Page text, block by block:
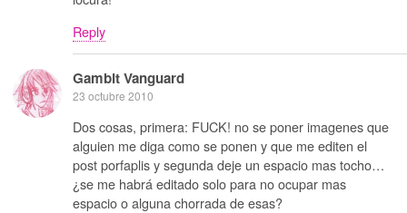
Reply
Gambit Vanguard
23 octubre 2010
Dos cosas, primera: FUCK! no se poner imagenes que
alguien me diga como se ponen y que me editen el
post porfaplis y segunda deje un espacio mas tocho…
¿se me habrá editado solo para no ocupar mas
espacio o alguna chorrada de esas?